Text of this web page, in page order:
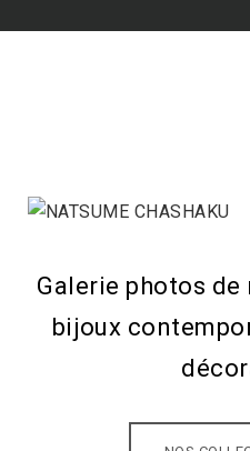
Galerie photos
bijoux